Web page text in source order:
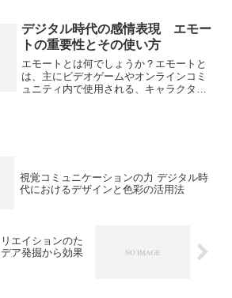
理解し、相手の立場に立って感じる能力
を指します。この能力は人間関...
デジタル時代の感情表現 エモー
トの重要性とその使い方
エモートとは何でしょうか？エモートと
は、主にビデオゲームやオンラインコミ
ュニティ内で使用される、キャラクター
視覚コミュニケーションの力 デジタル時
代におけるデザインと色彩の活用法
エイションのた
ア発掘から効果